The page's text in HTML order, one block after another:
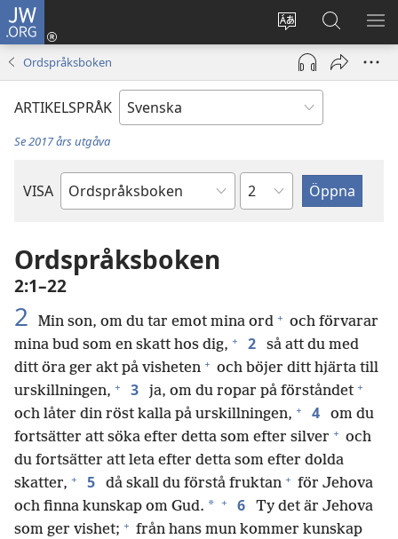
JW.ORG
Ändra
webbplatsens
språk
Logga
(öppnar
fönster)
Sök
på
jw.org
Ordspråksboken
ARTIKELSPRÅK
Se 2017 års utgåva
VISA
Bibelbok
Kapitel
Ordspråksboken
2:1–22
2 Min son, om du tar emot mina ord + och förvarar
mina bud som en skatt hos dig, + 2
så att du med
ditt öra ger akt på visheten + och böjer ditt hjärta till
urskillningen, + 3 ja, om du ropar på förståndet +
och låter din röst kalla på urskillningen, + 4
om du
fortsätter att söka efter detta som efter silver + och
du fortsätter att leta efter detta som efter dolda
skatter, + 5 då skall du förstå fruktan + för Jehova
och finna kunskap om Gud. * + 6
Ty det är Jehova
som ger vishet; + från hans mun kommer kunskap